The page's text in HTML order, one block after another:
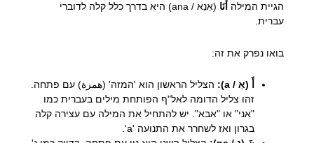
הגיית המילה أَنَا
(אַנַא / ana) היא בדרך כלל קלה לדוברי
עברית.
בואו נפרק את זה:
أَ (אַ / a):
הצליל הראשון הוא 'המזה' (همزة) עם פתחה.
זהו צליל הדומה לאל"ף הפותחת מילים בעברית כמו
"אני" או "אבא". יש להתחיל את המילה עם עצירה קלה
בגרון ואז לשחרר את התנועה 'a'.